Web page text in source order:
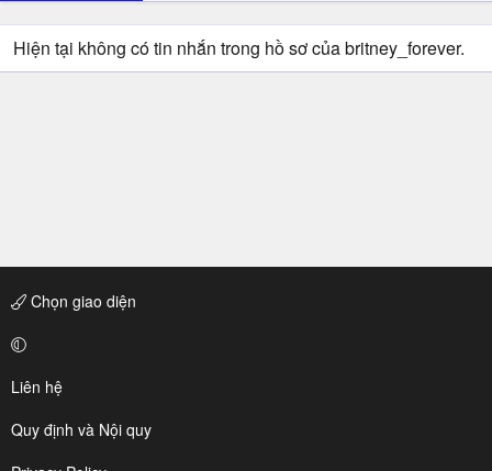
Hiện tại không có tin nhắn trong hồ sơ của britney_forever.
Chọn giao diện
Liên hệ
Quy định và Nội quy